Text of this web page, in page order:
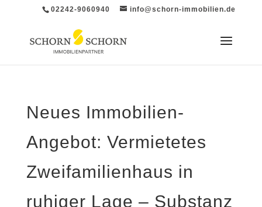
02242-9060940 info@schorn-immobilien.de
Neues Immobilien-
Angebot: Vermietetes
Zweifamilienhaus in
ruhiger Lage – Substanz